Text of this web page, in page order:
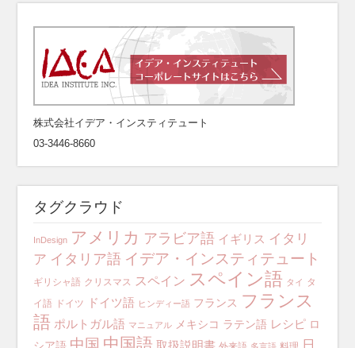
株式会社イデア・インスティテュート
03-3446-8660
タグクラウド
InDesign アメリカ アラビア語 イギリス イタリ
ア イタリア語 イデア・インスティテュート
ギリシャ語 クリスマス スペイン スペイン語 タイ
タ
イ語
ドイツ ドイツ語 ヒンディー語 フランス フランス
語 ポルトガル語 マニュアル メキシコ ラテン語 レシピ ロ